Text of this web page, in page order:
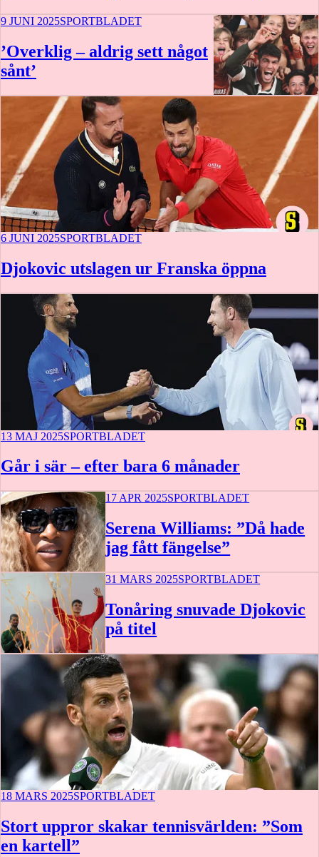
9 JUNI 2025SPORTBLADET
’Overklig – aldrig sett något
sånt’
6 JUNI 2025SPORTBLADET
Djokovic utslagen ur Franska öppna
13 MAJ 2025SPORTBLADET
Går i sär – efter bara 6 månader
17 APR 2025SPORTBLADET
Serena Williams: ”Då hade
jag fått fängelse”
31 MARS 2025SPORTBLADET
Tonåring snuvade Djokovic
på titel
18 MARS 2025SPORTBLADET
Stort uppror skakar tennisvärlden: ”Som
en kartell”